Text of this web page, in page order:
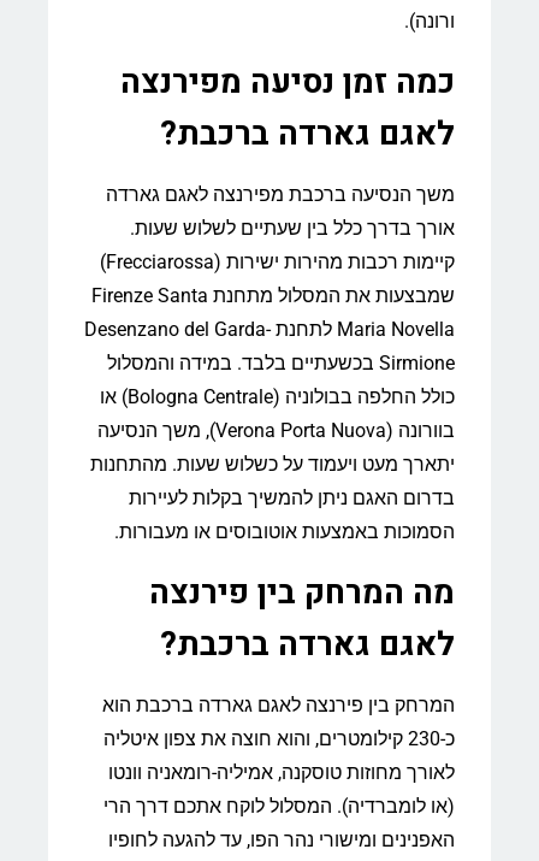
ורונה).
כמה זמן נסיעה מפירנצה
לאגם גארדה ברכבת?
משך הנסיעה ברכבת מפירנצה לאגם גארדה
אורך בדרך כלל בין שעתיים לשלוש שעות.
קיימות רכבות מהירות ישירות (Frecciarossa)
שמבצעות את המסלול מתחנת Firenze Santa
Maria Novella לתחנת Desenzano del Garda-
Sirmione בכשעתיים בלבד. במידה והמסלול
כולל החלפה בבולוניה (Bologna Centrale) או
בוורונה (Verona Porta Nuova), משך הנסיעה
יתארך מעט ויעמוד על כשלוש שעות. מהתחנות
בדרום האגם ניתן להמשיך בקלות לעיירות
הסמוכות באמצעות אוטובוסים או מעבורות.
מה המרחק בין פירנצה
לאגם גארדה ברכבת?
המרחק בין פירנצה לאגם גארדה ברכבת הוא
כ-230 קילומטרים, והוא חוצה את צפון איטליה
לאורך מחוזות טוסקנה, אמיליה-רומאניה וונטו
(או לומברדיה). המסלול לוקח אתכם דרך הרי
האפנינים ומישורי נהר הפו, עד להגעה לחופיו